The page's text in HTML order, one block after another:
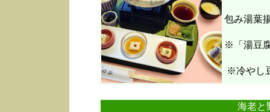
包み湯葉
※「湯豆
※冷やし
海老